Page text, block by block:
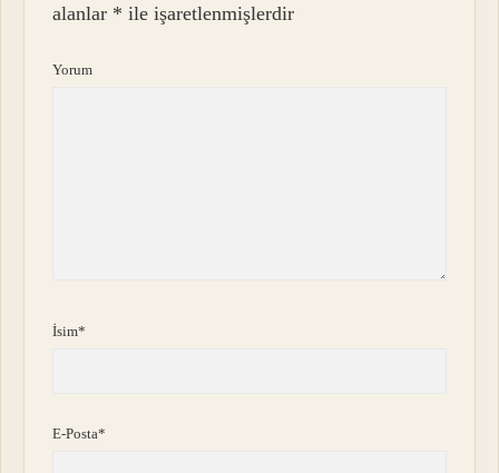
alanlar * ile işaretlenmişlerdir
Yorum
İsim*
E-Posta*